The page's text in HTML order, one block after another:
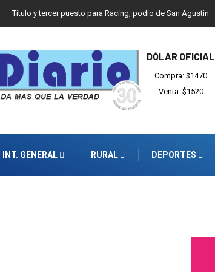
Título y tercer puesto para Racing, podio de San Agustín
DÓLAR OFICIAL
Compra: $1470
Venta: $1520
INT. GENERAL RURAL DEPORTES